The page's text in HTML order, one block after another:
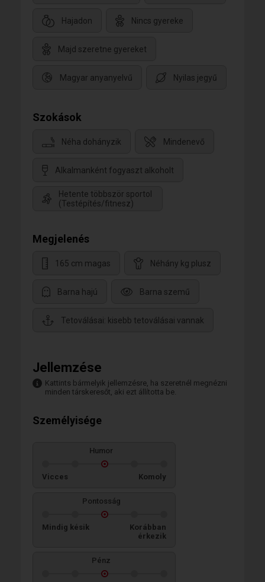
Hajadon Nincs gyereke
Majd szeretne gyereket
Magyar anyanyelvű Nyilas jegyű
Szokások
Néha dohányzik Mindenevő
Alkalmanként fogyaszt alkoholt
Hetente többször sportol
(Testépítés/fitnesz)
Megjelenés
165 cm magas Néhány kg plusz
Barna hajú Barna szemű
Tetoválásai: kisebb tetoválásai vannak
Jellemzése
Kattints bármelyik jellemzésre, ha szeretnél megnézni
minden társkeresőt, aki ezt állította be.
Személyisége
Humor
Vicces Komoly
Pontosság
Mindig késik
Korábban
érkezik
Pénz